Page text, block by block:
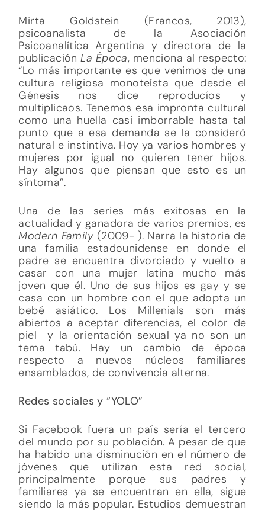
Mirta Goldstein (Francos, 2013),
psicoanalista de la Asociación
Psicoanalítica Argentina y directora de la
publicaciónLa Época, menciona al respecto:
“Lo más importante es que venimos de una
cultura religiosa monoteísta que desde el
Génesis nos dice reproducíos y
multiplicaos. Tenemos esa impronta cultural
como una huella casi imborrable hasta tal
punto que a esa demanda se la consideró
natural e instintiva. Hoy ya varios hombres y
mujeres por igual no quieren tener hijos.
Hay algunos que piensan que esto es un
síntoma”.
Una de las series más exitosas en la
actualidad y ganadora de varios premios, es
Modern Family(2009- ). Narra la historia de
una familia estadounidense en donde el
padre se encuentra divorciado y vuelto a
casar con una mujer latina mucho más
joven que él. Uno de sus hijos es gay y se
casa con un hombre con el que adopta un
bebé asiático. Los Millenials son más
abiertos a aceptar diferencias, el color de
piel y la orientación sexual ya no son un
tema tabú. Hay un cambio de época
respecto a nuevos núcleos familiares
ensamblados, de convivencia alterna.
Redes sociales y “YOLO”
Si Facebook fuera un país sería el tercero
del mundo por su población. A pesar de que
ha habido una disminución en el número de
jóvenes que utilizan esta red social,
principalmente porque sus padres y
familiares ya se encuentran en ella, sigue
siendo la más popular. Estudios demuestran